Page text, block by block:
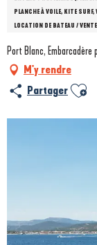
PLANCHE À VOILE, KITE SURF,
LOCATION DE BATEAU /
Port Blanc,
M'y rendre
Partager